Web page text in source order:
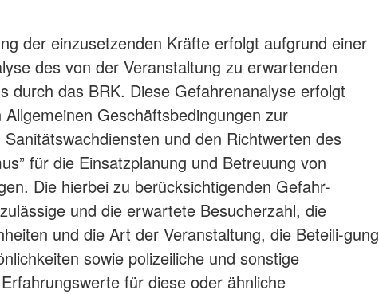
der einzusetzenden Kräfte erfolgt aufgrund einer
des von der Veranstaltung zu erwartenden
durch das BRK. Diese Gefahrenanalyse erfolgt
Geschäftsbedingungen zur
und den Richtwerten des
für die Einsatzplanung und Betreuung von
Die hierbei zu berücksichtigenden Gefahr-
und die erwartete Besucherzahl, die
und die Art der Veranstaltung, die Beteili-gung
sowie polizeiliche und sonstige
für diese oder ähnliche